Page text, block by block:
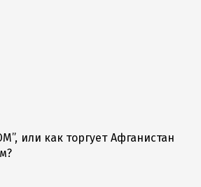
или как торгует Афганистан